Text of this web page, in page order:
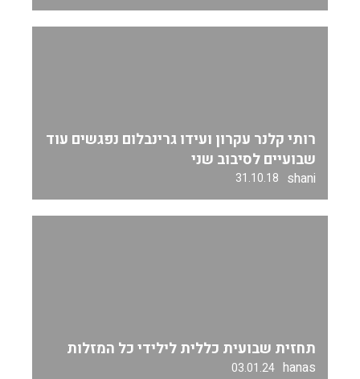
רותי קלנר עקרון ועידו גרינבלום נפגשים עוד
שבועיים לסיבוב שני
shani
31.10.18
תחזית שבועית כללית לילידי כל המזלות
hanas
03.01.24